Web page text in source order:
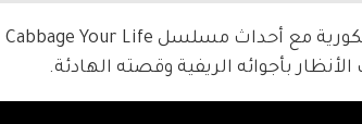
بأجوائه الريفية وقصته الهادئة.